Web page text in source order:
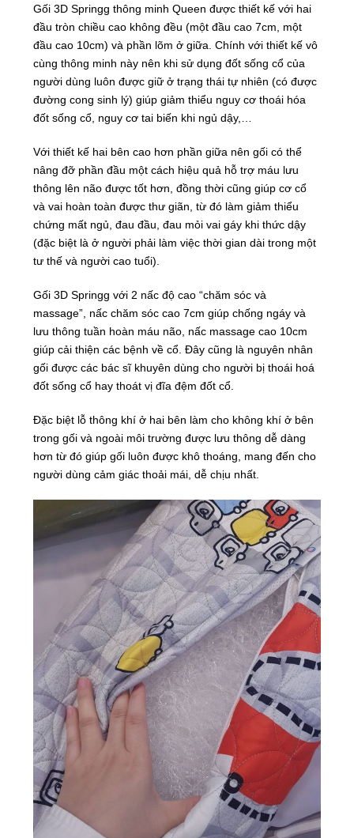
Gối 3D Springg thông minh Queen được thiết kế với hai
đầu tròn chiều cao không đều (một đầu cao 7cm, một
đầu cao 10cm) và phần lõm ở giữa. Chính với thiết kế vô
cùng thông minh này nên khi sử dụng đốt sống cổ của
người dùng luôn được giữ ở trạng thái tự nhiên (có được
đường cong sinh lý) giúp giảm thiểu nguy cơ thoái hóa
đốt sống cổ, nguy cơ tai biến khi ngủ dậy,…
Với thiết kế hai bên cao hơn phần giữa nên gối có thể
nâng đỡ phần đầu một cách hiệu quả hỗ trợ máu lưu
thông lên não được tốt hơn, đồng thời cũng giúp cơ cổ
và vai hoàn toàn được thư giãn, từ đó làm giảm thiểu
chứng mất ngủ, đau đầu, đau mỏi vai gáy khi thức dậy
(đặc biệt là ở người phải làm việc thời gian dài trong một
tư thế và người cao tuổi).
Gối 3D Springg với 2 nấc độ cao “chăm sóc và
massage”, nấc chăm sóc cao 7cm giúp chống ngáy và
lưu thông tuần hoàn máu não, nấc massage cao 10cm
giúp cải thiện các bệnh về cổ. Đây cũng là nguyên nhân
gối được các bác sĩ khuyên dùng cho người bị thoái hoá
đốt sống cổ hay thoát vị đĩa đệm đốt cổ.
Đặc biệt lỗ thông khí ở hai bên làm cho không khí ở bên
trong gối và ngoài môi trường được lưu thông dễ dàng
hơn từ đó giúp gối luôn được khô thoáng, mang đến cho
người dùng cảm giác thoải mái, dễ chịu nhất.